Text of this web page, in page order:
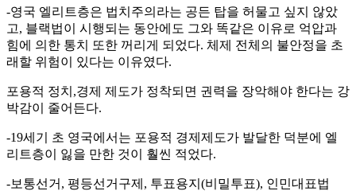
-영국 엘리트층은 법치주의라는 공든 탑을 허물고 싶지 않았
고, 블랙법이 시행되는 동안에도 그와 똑같은 이유로 억압과
힘에 의한 통치 또한 꺼리게 되었다. 체제 전체의 불안정을 초
래할 위험이 있다는 이유였다.
포용적 정치,경제 제도가 정착되면 권력을 장악해야 한다는 강
박감이 줄어든다.
-19세기 초 영국에서는 포용적 경제제도가 발달한 덕분에 엘
리트층이 잃을 만한 것이 훨씬 적었다.
-보통선거, 평등선거구제, 투표용지(비밀투표), 인민대표법